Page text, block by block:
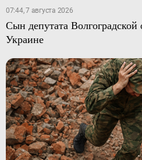
07:44, 7 августа 2026
Сын депутата
Украине